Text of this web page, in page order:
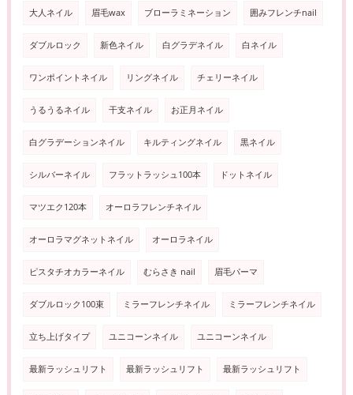
大人ネイル 眉毛wax ブローラミネーション 囲みフレンチnail
ダブルロック 新色ネイル 白グラデネイル 白ネイル
ワンポイントネイル リングネイル チェリーネイル
うるうるネイル 干支ネイル お正月ネイル
白グラデーションネイル キルティングネイル 黒ネイル
シルバーネイル フラットラッシュ100本 ドットネイル
マツエク120本 オーロラフレンチネイル
オーロラマグネットネイル オーロラネイル
ピスタチオカラーネイル むらさき nail 眉毛パーマ
ダブルロック100束 ミラーフレンチネイル ミラーフレンチネイル
立ち上げタイプ ユニコーンネイル ユニコーンネイル
最新ラッシュリフト 最新ラッシュリフト 最新ラッシュリフト